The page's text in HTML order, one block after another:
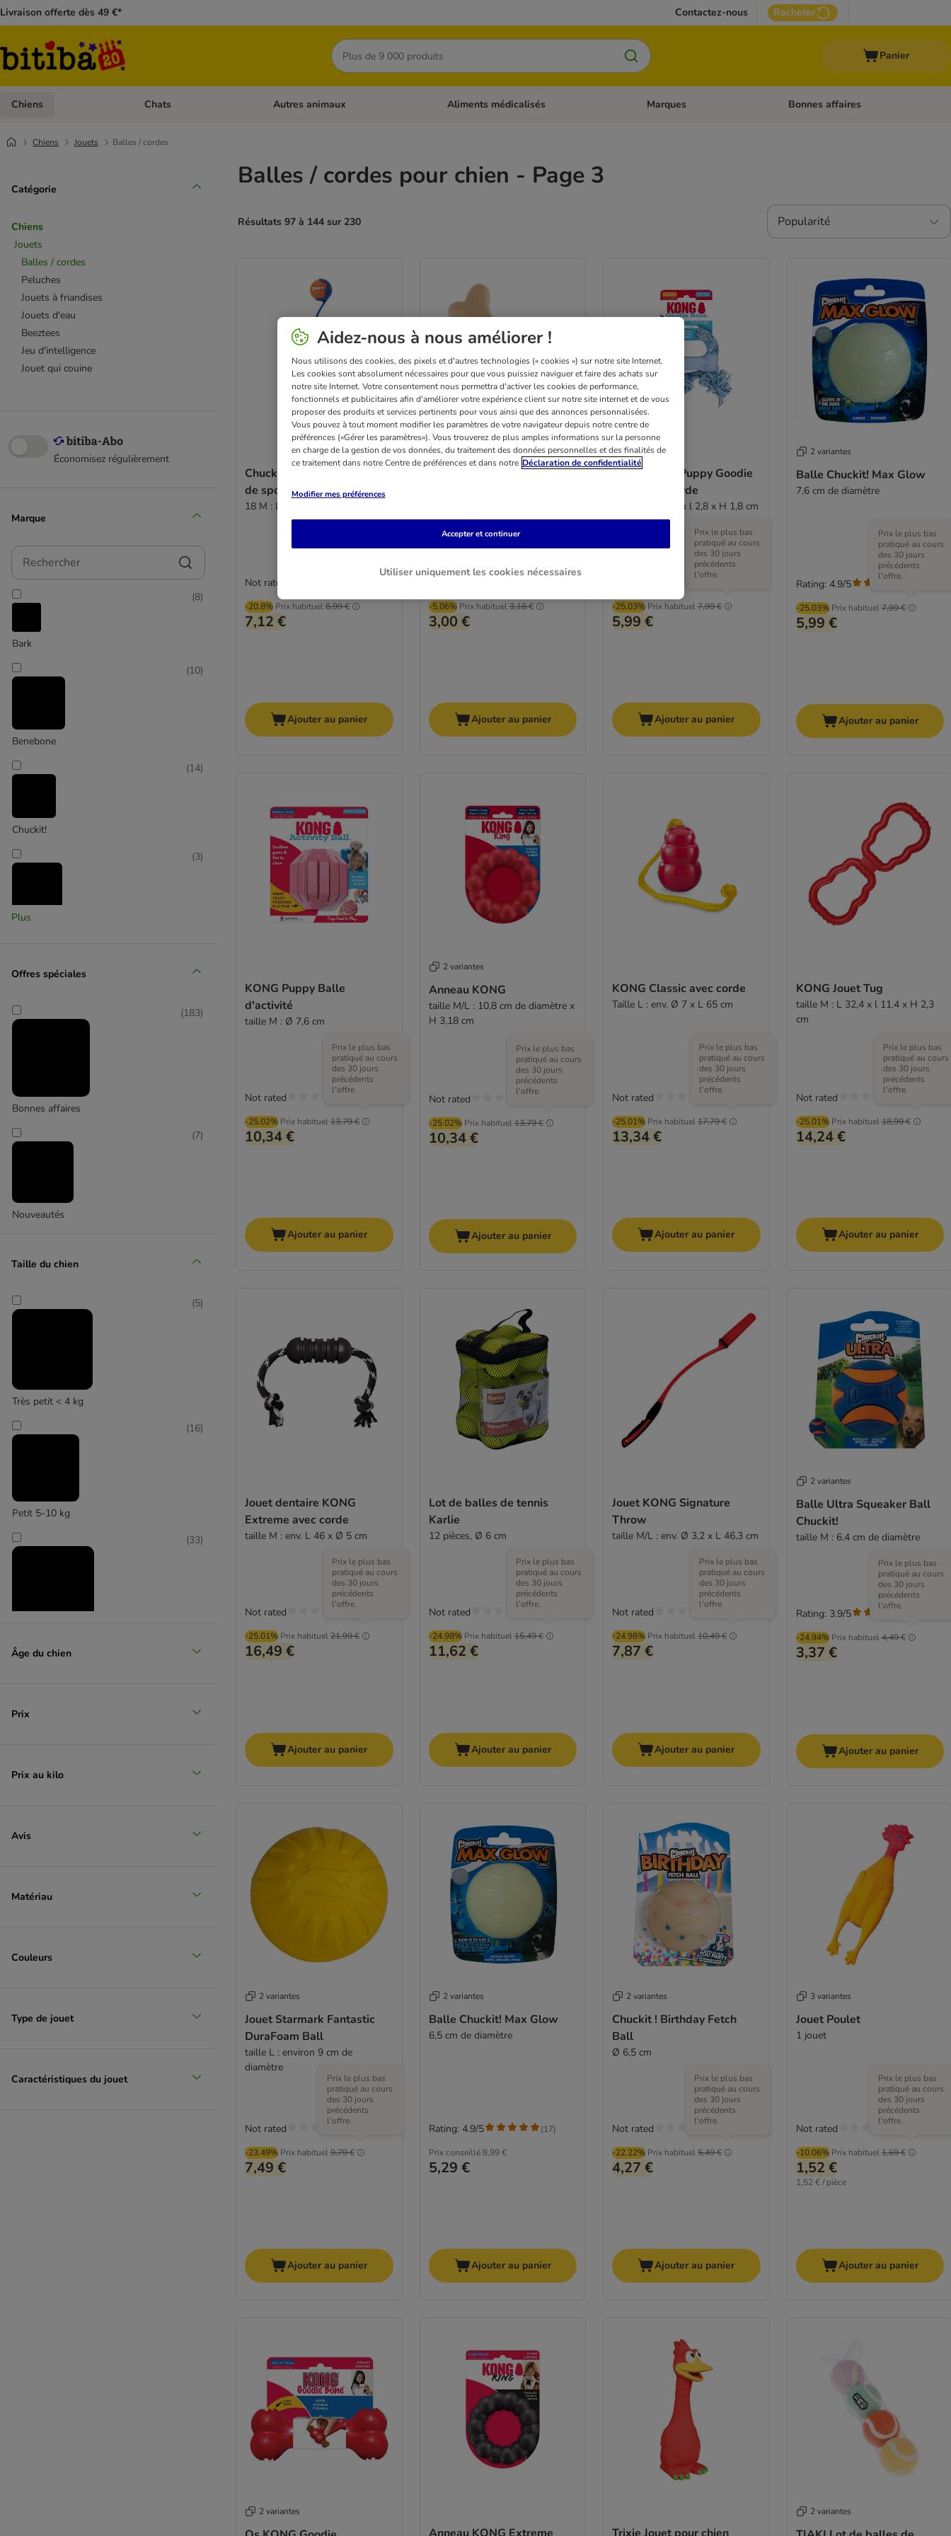
Livraison offerte dès 49 €* Contactez-nous Racheter
Rechercher
Panier
Chiens Dérouler les catégories: Chiens
Chats Dérouler les catégories: Chats
Autres animaux Dérouler les catégories: Autres animaux
Aliments médicalisés Dérouler les catégories: Aliments médicalisés
Marques Dérouler les catégories: Marques
Bonnes affaires
Chiens Jouets Balles / cordes
Catégorie
Chiens
Jouets
Balles / cordes
Peluches
Jouets à friandises
Jouets d'eau
Beeztees
Jeu d'intelligence
Jouet qui couine
Économisez régulièrement
Marque
Rechercher
Bark
(8)
Benebone
(10)
Chuckit!
(14)
Flamingo
(3)
Karlie
Kerbl Pet
Plus
Offres spéciales
Bonnes affaires
(183)
Nouveautés
(7)
Taille du chien
Très petit < 4 kg
(5)
Petit 5-10 kg
(16)
(33)
Très grand > 45 kg
Âge du chien
Prix
Prix au kilo
Avis
Matériau
Couleurs
Type de jouet
Caractéristiques du jouet
Balles / cordes pour chien - Page 3
Résultats 97 à 144 sur 230 Popularité
Chuckit! Lanceur de balles
de sport
18 M : L 20 cm
-20.8% Prix habituel8,99 €
7,12 €
Not rated
Ajouter au panier
Jouet Os en caoutchouc
-5.06% Prix habituel3,16 €
Prix le plus bas
l'offre.
3,00 €
Ajouter au panier
Jouet KONG Puppy Goodie
Bone avec corde
taille XS : L 8,3 x l 2,8 x H 1,8 cm
-25.03% Prix habituel7,99 €
Prix le plus bas
pratiqué au cours
des 30 jours
précédents
l'offre.
5,99 €
Ajouter au panier
2 variantes
Balle Chuckit! Max Glow
7,6 cm de diamètre
-25.03% Prix habituel7,99 €
Prix le plus bas
pratiqué au cours
des 30 jours
précédents
l'offre.
5,99 €
Rating: 4.9/5
Ajouter au panier
KONG Puppy Balle
d'activité
taille M : Ø 7,6 cm
-25.02% Prix habituel13,79 €
Prix le plus bas
pratiqué au cours
des 30 jours
précédents
l'offre.
10,34 €
Not rated
Ajouter au panier
2 variantes
Anneau KONG
taille M/L : 10,8 cm de diamètre x
H 3,18 cm
-25.02% Prix habituel13,79 €
Prix le plus bas
pratiqué au cours
des 30 jours
précédents
l'offre.
10,34 €
Not rated
Ajouter au panier
KONG Classic avec corde
Taille L : env. Ø 7 x L 65 cm
-25.01% Prix habituel17,79 €
Prix le plus bas
pratiqué au cours
des 30 jours
précédents
l'offre.
13,34 €
Not rated
Ajouter au panier
KONG Jouet Tug
taille M : L 32,4 x l 11,4 x H 2,3
cm
-25.01% Prix habituel18,99 €
Prix le plus bas
pratiqué au cours
des 30 jours
précédents
l'offre.
14,24 €
Not rated
Ajouter au panier
Jouet dentaire KONG
Extreme avec corde
taille M : env. L 46 x Ø 5 cm
-25.01% Prix habituel21,99 €
Prix le plus bas
pratiqué au cours
des 30 jours
précédents
l'offre.
16,49 €
Not rated
Ajouter au panier
Lot de balles de tennis
Karlie
12 pièces, Ø 6 cm
-24.98% Prix habituel15,49 €
Prix le plus bas
pratiqué au cours
des 30 jours
précédents
l'offre.
11,62 €
Not rated
Ajouter au panier
Jouet KONG Signature
Throw
taille M/L : env. Ø 3,2 x L 46,3 cm
-24.98% Prix habituel10,49 €
Prix le plus bas
pratiqué au cours
des 30 jours
précédents
l'offre.
7,87 €
Not rated
Ajouter au panier
2 variantes
Balle Ultra Squeaker Ball
Chuckit!
taille M : 6,4 cm de diamètre
-24.94% Prix habituel4,49 €
Prix le plus bas
pratiqué au cours
des 30 jours
précédents
l'offre.
3,37 €
Rating: 3.9/5
Ajouter au panier
2 variantes
Jouet Starmark Fantastic
DuraFoam Ball
taille L : environ 9 cm de
diamètre
-23.49% Prix habituel9,79 €
Prix le plus bas
pratiqué au cours
des 30 jours
précédents
l'offre.
7,49 €
Not rated
Ajouter au panier
2 variantes
Balle Chuckit! Max Glow
6,5 cm de diamètre
Prix conseillé 8,99 €
5,29 €
Rating: 4.9/5 (17)
Ajouter au panier
2 variantes
Chuckit ! Birthday Fetch
Ball
Ø 6,5 cm
-22.22% Prix habituel5,49 €
Prix le plus bas
pratiqué au cours
des 30 jours
précédents
l'offre.
4,27 €
Not rated
Ajouter au panier
3 variantes
Jouet Poulet
1 jouet
-10.06% Prix habituel1,69 €
Prix le plus bas
pratiqué au cours
des 30 jours
précédents
l'offre.
1,52 €
1,52 € / pièce
Not rated
Ajouter au panier
2 variantes 2 variantes
Aidez-nous à nous améliorer !
Nous utilisons des cookies, des pixels et d'autres technologies (« cookies ») sur notre site Internet.
Les cookies sont absolument nécessaires pour que vous puissiez naviguer et faire des achats sur
notre site Internet. Votre consentement nous permettra d'activer les cookies de performance,
fonctionnels et publicitaires afin d'améliorer votre expérience client sur notre site internet et de vous
proposer des produits et services pertinents pour vous ainsi que des annonces personnalisées.
Vous pouvez à tout moment modifier les paramètres de votre navigateur depuis notre centre de
préférences («Gérer les paramètres»). Vous trouverez de plus amples informations sur la personne
en charge de la gestion de vos données, du traitement des données personnelles et des finalités de
ce traitement dans notre Centre de préférences et dans notre Déclaration de confidentialité
Modifier mes préférences
Utiliser uniquement les cookies nécessaires
Accepter et continuer